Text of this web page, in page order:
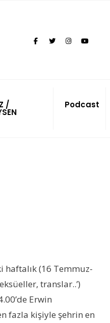
/ Podcast
haftalık (16 Temmuz-
translar..’)
Erwin
fazla kişiyle şehrin en